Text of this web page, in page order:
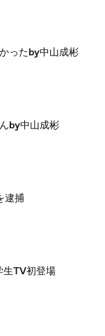
ったby中山成彬
by中山成彬
逮捕
生TV初登場